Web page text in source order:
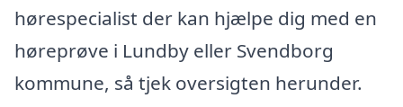
hørespecialist der kan hjælpe dig med en
høreprøve i Lundby eller Svendborg
kommune, så tjek oversigten herunder.